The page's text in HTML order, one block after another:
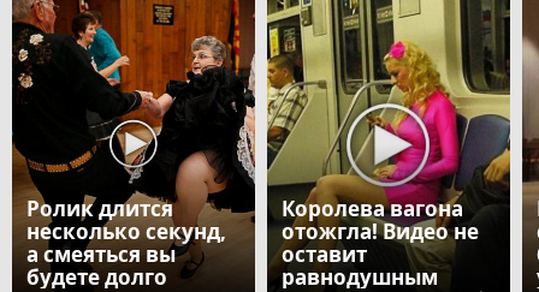
Ролик длится
несколько секунд,
а смеяться вы
будете долго
Королева вагона
отожгла! Видео не
оставит
равнодушным